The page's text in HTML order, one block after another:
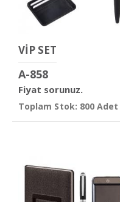
VİP SET
A-858
Fiyat sorunuz.
Toplam Stok: 800 Adet